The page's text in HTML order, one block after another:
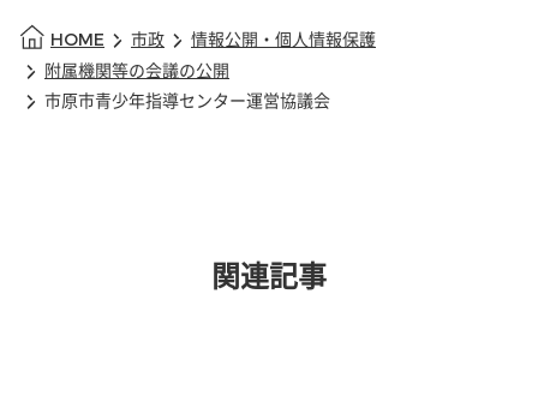
HOME 市政
情報公開・個人情報保護
附属機関等の会議の公開
市原市青少年指導センター運営協議会
関連記事